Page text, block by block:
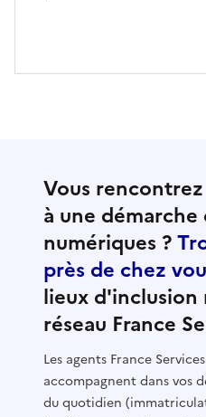
Vous
à une démarche
numériques ?
près de chez
lieux d'inclusion
réseau France
Les agents France
accompagnent dans vos
du quotidien